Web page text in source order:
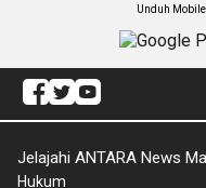
Unduh
Jelajahi ANTARA News
Hukum